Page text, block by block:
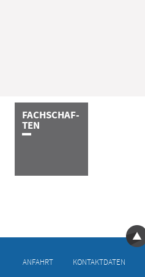
F­A­C­H­­­S­C­H­A­F­
T­E­N
ANFAHRT KONTAKT­DATEN